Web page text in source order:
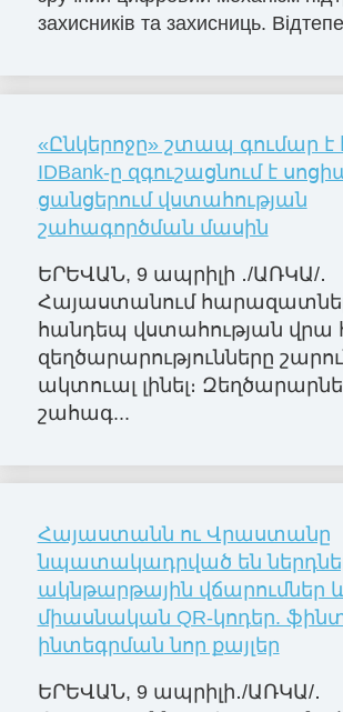
захисників та захисниць.
«Ընկերոջը» շտապ գումար է
IDBank-ը զգուշացնում է
ցանցերում վստահության
շահագործման մասին
ԵՐԵՎԱՆ, 9 ապրիլի ․/ԱՌԿԱ/․
Հայաստանում
հանդեպ վստահության վրա
զեղծարարությունները
ակտուալ լինել։
շահագ...
Հայաստանն ու Վրաստանը
նպատակադրված են
ակնթարթային վճարումներ
միասնական QR-կոդեր.
ինտեգրման նոր քայլեր
ԵՐԵՎԱՆ, 9 ապրիլի․/ԱՌԿԱ/․